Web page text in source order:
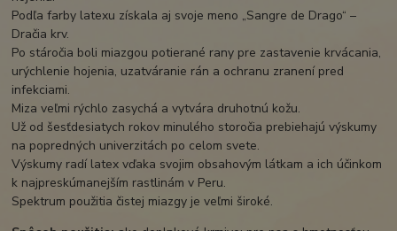
Podľa farby latexu získala aj svoje meno „Sangre de Drago“ –
Dračia krv.
Po stáročia boli miazgou potierané rany pre zastavenie krvácania,
urýchlenie hojenia, uzatváranie rán a ochranu zranení pred
infekciami.
Miza veľmi rýchlo zasychá a vytvára druhotnú kožu.
Už od šesťdesiatych rokov minulého storočia prebiehajú výskumy
na popredných univerzitách po celom svete.
Výskumy radí latex vďaka svojim obsahovým látkam a ich účinkom
k najpreskúmanejším rastlinám v Peru.
Spektrum použitia čistej miazgy je veľmi široké.